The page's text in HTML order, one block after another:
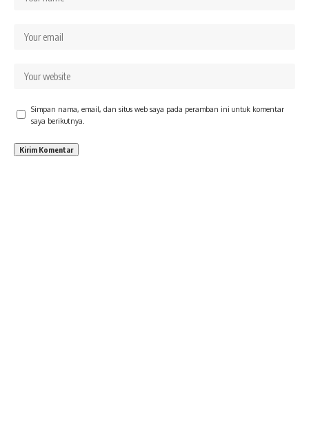
Simpan nama, email, dan situs web saya pada peramban ini untuk komentar
saya berikutnya.